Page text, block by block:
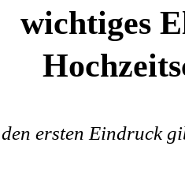
wichtiges
ersten Eindruck